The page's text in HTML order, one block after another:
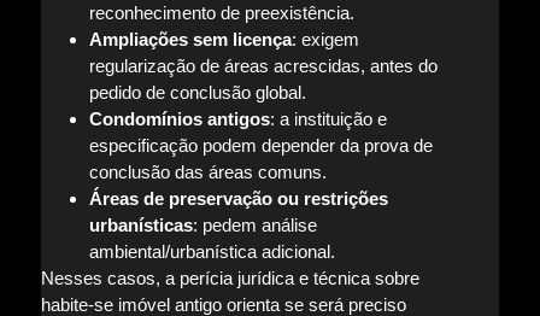
reconhecimento de preexistência.
Ampliações sem licença: exigem
regularização de áreas acrescidas, antes do
pedido de conclusão global.
Condomínios antigos: a instituição e
especificação podem depender da prova de
conclusão das áreas comuns.
Áreas de preservação ou restrições
urbanísticas: pedem análise
ambiental/urbanística adicional.
Nesses casos, a perícia jurídica e técnica sobre
habite-se imóvel antigo orienta se será preciso